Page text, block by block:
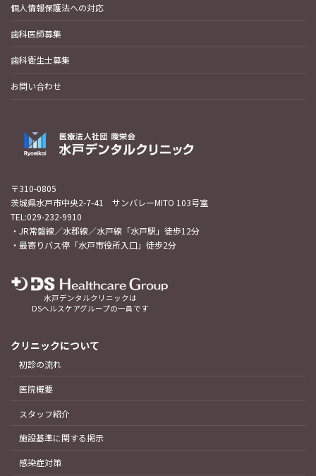
個人情報保護法への対応
歯科医師募集
歯科衛生士募集
お問い合わせ
〒310-0805
茨城県水戸市中央2-7-41 サンバレーMITO 103号室
TEL:029-232-9910
・JR常磐線／水郡線／水戸線「水戸駅」徒歩12分
・最寄りバス停「水戸市役所入口」徒歩2分
水戸デンタルクリニックは
DSヘルスケアグループの一員です
クリニックについて
初診の流れ
医院概要
スタッフ紹介
施設基準に関する掲示
感染症対策